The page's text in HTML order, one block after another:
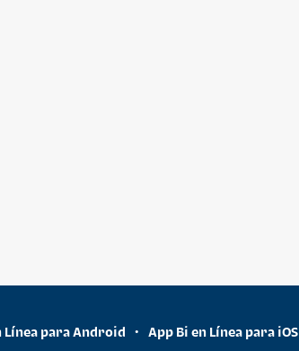
Línea para Android • App Bi en Línea para iOS